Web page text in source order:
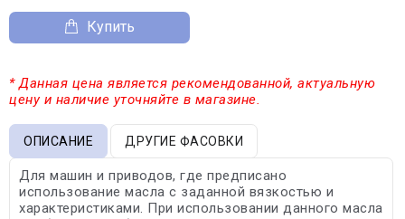
Купить
* Данная цена является рекомендованной, актуальную
цену и наличие уточняйте в магазине.
ОПИСАНИЕ ДРУГИЕ ФАСОВКИ
Для машин и приводов, где предписано
использование масла с заданной вязкостью и
характеристиками. При использовании данного масла